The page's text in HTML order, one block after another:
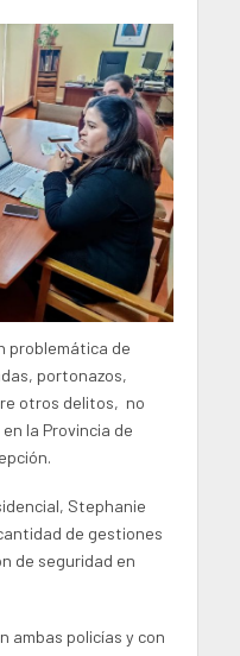
problemática de
portonazos,
otros delitos, no
la Provincia de
Stephanie
de gestiones
de seguridad en
ambas policías y con